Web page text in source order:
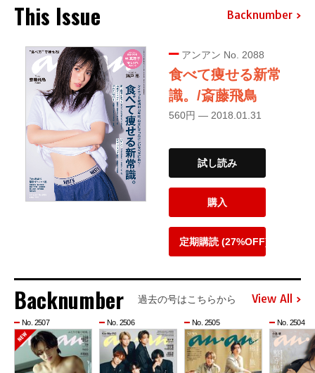
This Issue Backnumber
アンアン No. 2088
食べて痩せる新常
識。/斎藤飛鳥
560円 — 2018.01.31
試し読み
購入
定期購読 (27%OFF)
Backnumber 過去の号はこちらから View All
No. 2507 No. 2506 No. 2505 No. 2504